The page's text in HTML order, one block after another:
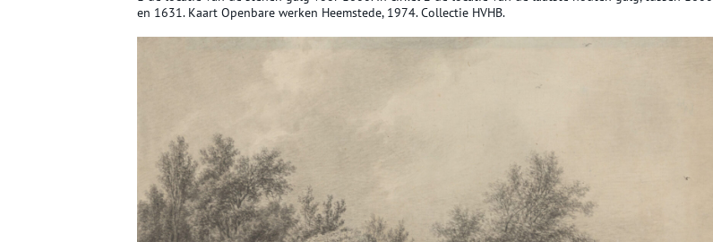
en 1631. Kaart Openbare werken Heemstede, 1974. Collectie HVHB.